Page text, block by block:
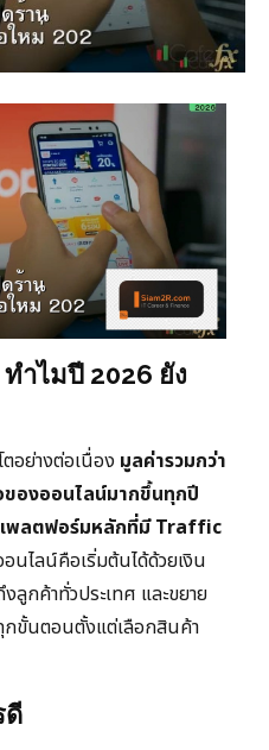
ำไมปี 2026 ยัง
อย่างต่อเนื่อง มูลค่ารวมกว่า
ของออนไลน์มากขึ้นทุกปี
พลตฟอร์มหลักที่มี Traffic
นไลน์คือเริ่มต้นได้ด้วยเงิน
ลูกค้าทั่วประเทศ และขยาย
กขั้นตอนตั้งแต่เลือกสินค้า
ดี